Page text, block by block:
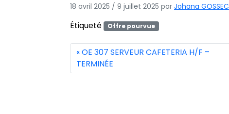
18 avril 2025 / 9 juillet 2025 par Johana GOSSEC
Étiqueté Offre pourvue
OE 307 SERVEUR CAFETERIA H/F –
TERMINÉE